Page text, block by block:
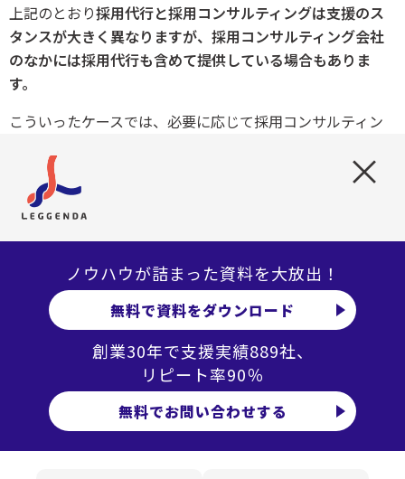
×
ノウハウが詰まった資料を大放出！
無料で資料をダウンロード
創業30年で支援実績889社、
リピート率90％
無料でお問い合わせする
上記のとおり採用代行と採用コンサルティングは支援のス
タンスが大きく異なりますが、採用コンサルティング会社
のなかには採用代行も含めて提供している場合もありま
す。
こういったケースでは、必要に応じて採用コンサルティン
採用コンサルティングが求められる理由
採用活動は企業活動のなかでも特に重要な施策といえま
そのため企業では人事と現場部門が連携しながら、採用す
べき人材の特性を踏まえた採用手法の検討や、採用後の適
切な配置などの戦略を策定し、さまざまな取り組みを実施
しなければなりません。
一方、採用活動を取り巻く環境は、生産年齢人口の減少と
いった影響を受けて、年々厳しくなっています。